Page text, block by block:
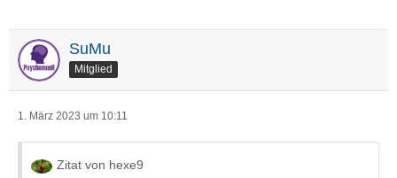
SuMu
Mitglied
1. März 2023 um 10:11
Zitat von hexe9